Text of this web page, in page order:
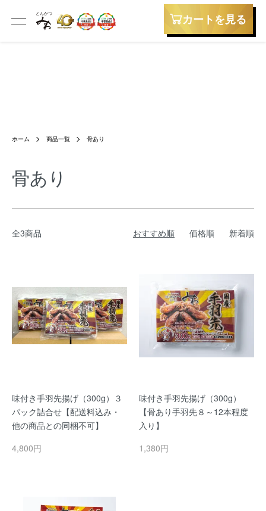
カートを見る
ホーム 商品一覧 骨あり
骨あり
全3商品 おすすめ順 価格順 新着順
味付き手羽先揚げ（300g）３
パック詰合せ【配送料込み・
他の商品との同梱不可】
4,800円
味付き手羽先揚げ（300g）
【骨あり手羽先８～12本程度
入り】
1,380円